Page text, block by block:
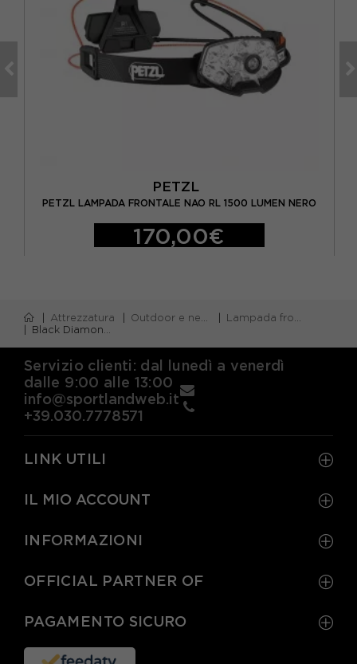
PETZL
PETZL LAMPADA FRONTALE NAO RL 1500 LUMEN NERO
170,00€
Attrezzatura Outdoor e neve
Lampada frontale
Black Diamond Lampada Frontale Distance Lt1100
Servizio clienti: dal lunedì a venerdì
dalle 9:00 alle 13:00
info@sportlandweb.it
+39.030.7778571
LINK UTILI
IL MIO ACCOUNT
INFORMAZIONI
OFFICIAL PARTNER OF
PAGAMENTO SICURO